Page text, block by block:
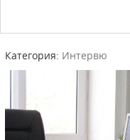
Категория: Интервю